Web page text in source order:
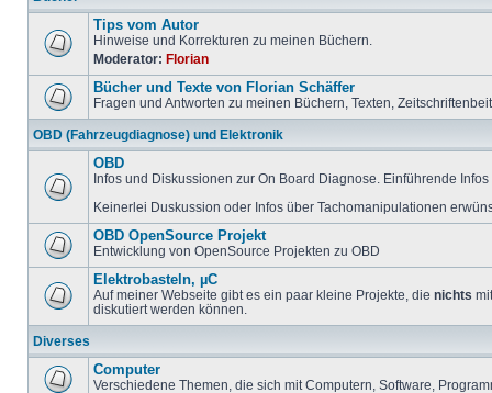
Tips vom Autor
Hinweise und Korrekturen zu meinen Büchern.
Moderator: Florian
Bücher und Texte von Florian Schäffer
Fragen und Antworten zu meinen Büchern, Texten,
OBD (Fahrzeugdiagnose) und Elektronik
OBD
Infos und Diskussionen zur On Board Diagnose. Einführende
Keinerlei Duskussion oder Infos über Tachomanipulationen
OBD OpenSource Projekt
Entwicklung von OpenSource Projekten zu OBD
Elektrobasteln, µC
Auf meiner Webseite gibt es ein paar kleine Projekte, die nichts
diskutiert werden können.
Diverses
Computer
Verschiedene Themen, die sich mit Computern, Software,